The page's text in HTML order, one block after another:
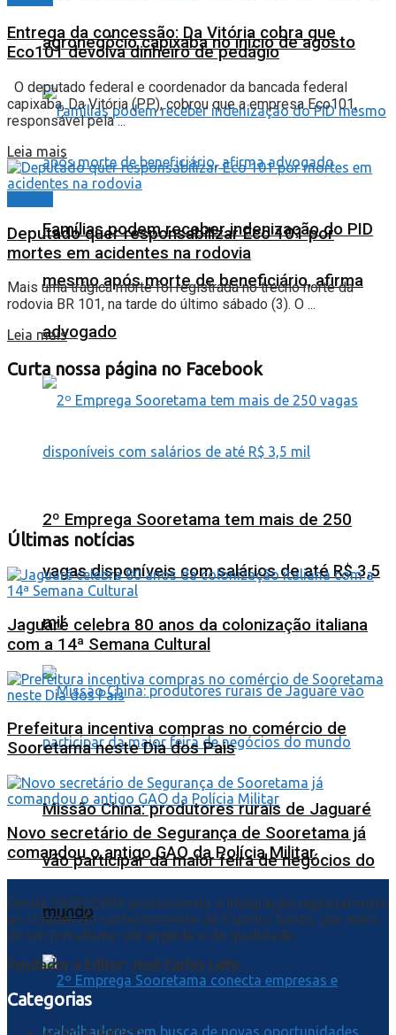
agronegócio capixaba no início de agosto
Famílias podem receber indenização do PID
mesmo após morte de beneficiário, afirma
advogado
2º Emprega Sooretama tem mais de 250
vagas disponíveis com salários de até R$ 3,5
mil
Missão China: produtores rurais de Jaguaré
vão participar da maior feira de negócios do
mundo
Entrega da concessão: Da Vitória cobra que
Eco101 devolva dinheiro de pedágio
O deputado federal e coordenador da bancada federal
capixaba, Da Vitória (PP), cobrou que a empresa Eco101,
responsável pela ...
Leia mais
Deputado quer responsabilizar Eco 101 por
mortes em acidentes na rodovia
Mais uma trágica morte foi registrada no trecho norte da
rodovia BR 101, na tarde do último sábado (3). O ...
Leia mais
Curta nossa página no Facebook
Últimas notícias
Jaguaré celebra 80 anos da colonização italiana
com a 14ª Semana Cultural
Prefeitura incentiva compras no comércio de
Sooretama neste Dia dos Pais
Novo secretário de Segurança de Sooretama já
comandou o antigo GAO da Polícia Militar
Desde 29/02/2003 promovendo a integração regional entre
as cidades do norte/noroeste do Espírito Santo, por meio
de um jornalismo abrangente e de qualidade.
Fundador e Editor: José Carlos Leite
Categorias